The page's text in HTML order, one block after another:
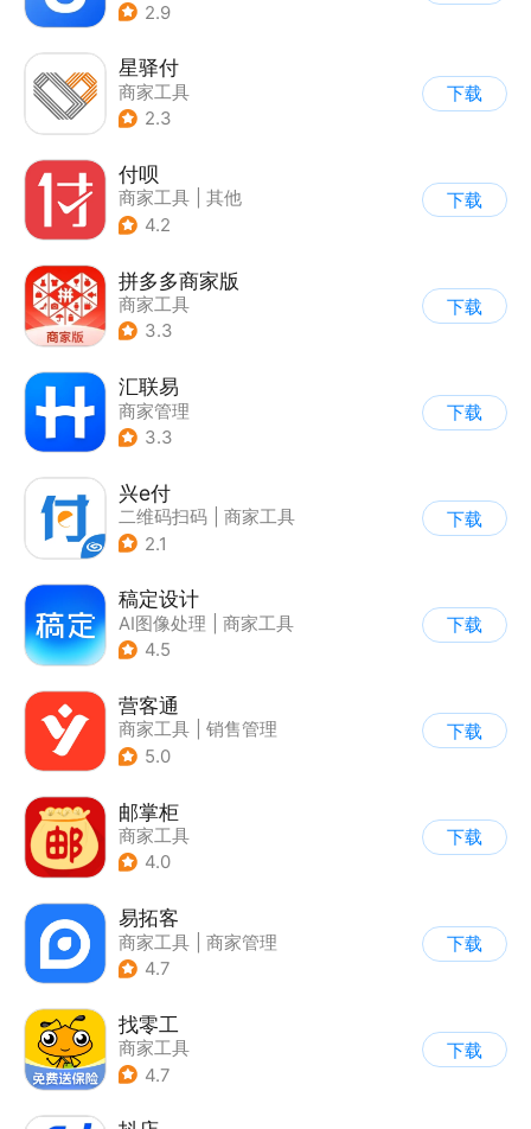
2.9
星驿付
商家工具
2.3
下载
付呗
商家工具
其他
4.2
下载
拼多多商家版
商家工具
3.3
下载
汇联易
商家管理
3.3
下载
兴e付
二维码扫码
商家工具
2.1
下载
稿定设计
AI图像处理
商家工具
4.5
下载
营客通
商家工具
销售管理
5.0
下载
邮掌柜
商家工具
4.0
下载
易拓客
商家工具
商家管理
4.7
下载
找零工
商家工具
4.7
下载